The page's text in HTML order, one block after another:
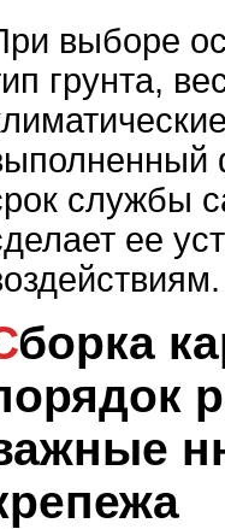
выборе
грунта,
службы
ее